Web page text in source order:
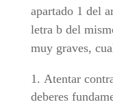
apartado 1 del
letra b del
muy graves,
Atentar
deberes